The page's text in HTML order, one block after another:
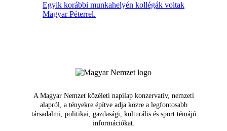
Egyik korábbi munkahelyén kollégák voltak
Magyar Péterrel.
A Magyar Nemzet közéleti napilap konzervatív, nemzeti
alapról, a tényekre építve adja közre a legfontosabb
társadalmi, politikai, gazdasági, kulturális és sport témájú
információkat.